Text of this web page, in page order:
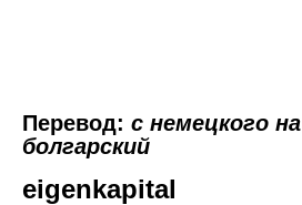
Перевод: с немецкого на
болгарский
eigenkapital